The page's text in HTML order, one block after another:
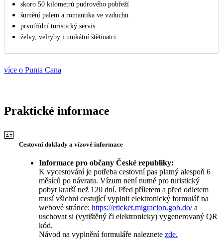
skoro 50 kilometrů pudrového pobřeží
šumění palem a romantika ve vzduchu
prvotřídní turistický servis
želvy, velryby i unikátní štětinatci
více o Punta Cana
Praktické informace
Cestovní doklady a vízové informace
Informace pro občany České republiky:
K vycestování je potřeba cestovní pas platný alespoň 6
měsíců po návratu. Vízum není nutné pro turistický
pobyt kratší než 120 dní. Před příletem a před odletem
musí všichni cestující vyplnit elektronický formulář na
webové stránce: https://eticket.migracion.gob.do/a
uschovat si (vytištěný či elektronicky) vygenerovaný QR
kód.
Návod na vyplnění formuláře naleznete zde.